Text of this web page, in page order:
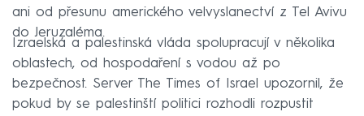
ani od přesunu amerického velvyslanectví z Tel Avivu
do Jeruzaléma.
Izraelská a palestinská vláda spolupracují v několika
oblastech, od hospodaření s vodou až po
bezpečnost. Server The Times of Israel upozornil, že
pokud by se palestinští politici rozhodli rozpustit